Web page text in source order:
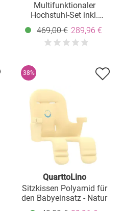
Multifunktionaler
Hochstuhl-Set inkl.
Babysitz, Tischplatte,
Spielwürfel, Sicherheitsgurt
- Hochstuhl, Schaukel,
Babywippe in einem bis
150 kg nutzbar - Grün
469,00 € 289,96 €
38%
QuarttoLino
Sitzkissen Polyamid für
den Babyeinsatz - Natur